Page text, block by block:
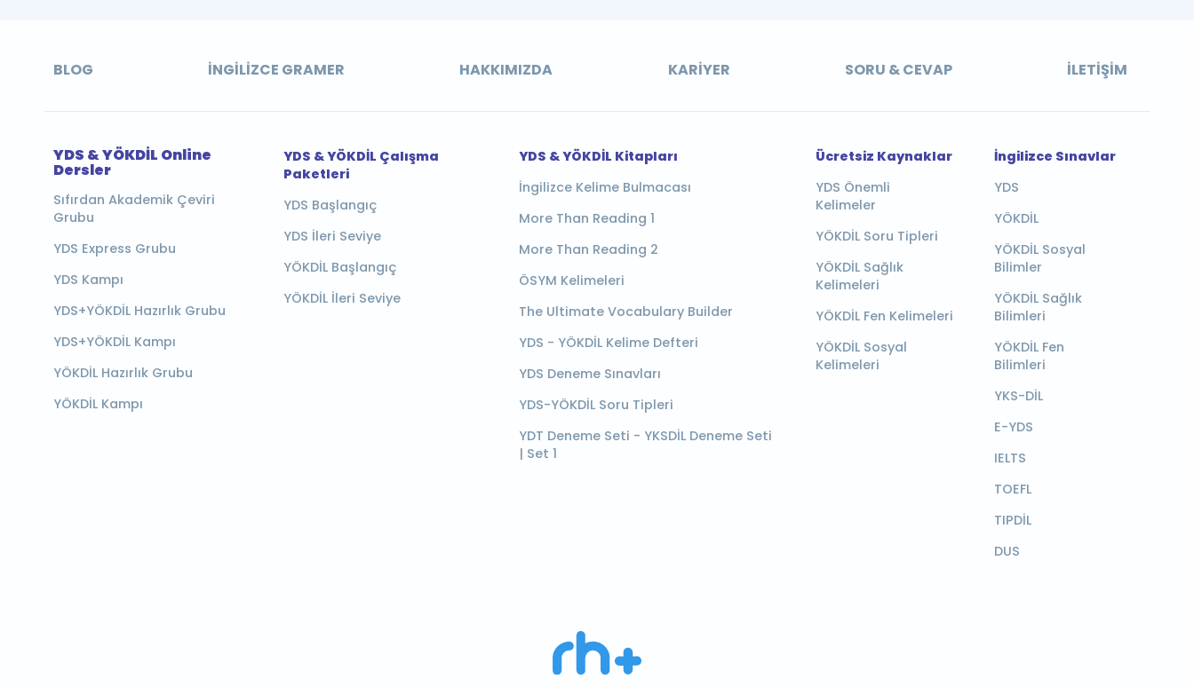
BLOG İNGILIZCE GRAMER HAKKIMIZDA KARIYER SORU & CEVAP İLETIŞIM
YDS & YÖKDİL Online
Dersler
Sıfırdan Akademik Çeviri
Grubu
YDS Express Grubu
YDS Kampı
YDS+YÖKDİL Hazırlık Grubu
YDS+YÖKDİL Kampı
YÖKDİL Hazırlık Grubu
YÖKDİL Kampı
YDS & YÖKDİL Çalışma
Paketleri
YDS Başlangıç
YDS İleri Seviye
YÖKDİL Başlangıç
YÖKDİL İleri Seviye
YDS & YÖKDİL Kitapları
İngilizce Kelime Bulmacası
More Than Reading 1
More Than Reading 2
ÖSYM Kelimeleri
The Ultimate Vocabulary Builder
YDS - YÖKDİL Kelime Defteri
YDS Deneme Sınavları
YDS-YÖKDİL Soru Tipleri
YDT Deneme Seti - YKSDİL Deneme Seti
| Set 1
Ücretsiz Kaynaklar
YDS Önemli
Kelimeler
YÖKDİL Soru Tipleri
YÖKDİL Sağlık
Kelimeleri
YÖKDİL Fen Kelimeleri
YÖKDİL Sosyal
Kelimeleri
İngilizce Sınavlar
YDS
YÖKDİL
YÖKDİL Sosyal
Bilimler
YÖKDİL Sağlık
Bilimleri
YÖKDİL Fen
Bilimleri
YKS-DİL
E-YDS
IELTS
TOEFL
TIPDİL
DUS